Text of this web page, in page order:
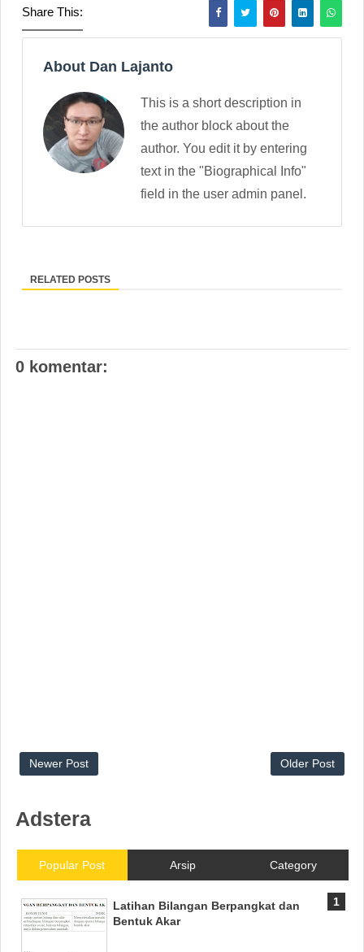
Share This:
About Dan Lajanto
This is a short description in
the author block about the
author. You edit it by entering
text in the "Biographical Info"
field in the user admin panel.
RELATED POSTS
0 komentar:
Newer Post Older Post
Adstera
Popular Post Arsip Category
Latihan Bilangan Berpangkat dan
Bentuk Akar